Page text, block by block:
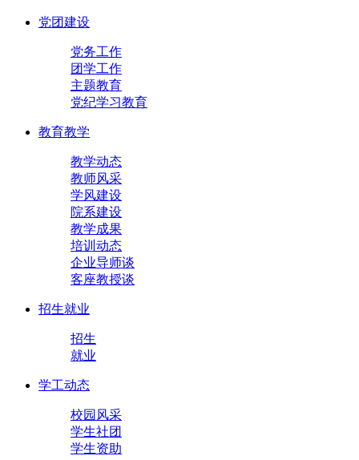
党团建设
党务工作
团学工作
主题教育
党纪学习教育
教育教学
教学动态
教师风采
学风建设
院系建设
教学成果
培训动态
企业导师谈
客座教授谈
招生就业
招生
就业
学工动态
校园风采
学生社团
学生资助